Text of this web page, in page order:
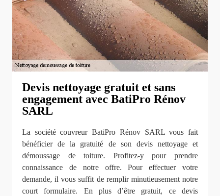
Devis nettoyage gratuit et sans
engagement avec BatiPro Rénov
SARL
La société couvreur BatiPro Rénov SARL vous fait
bénéficier de la gratuité de son devis nettoyage et
démoussage de toiture. Profitez-y pour prendre
connaissance de notre offre. Pour effectuer votre
demande, il vous suffit de remplir minutieusement notre
court formulaire. En plus d’être gratuit, ce devis